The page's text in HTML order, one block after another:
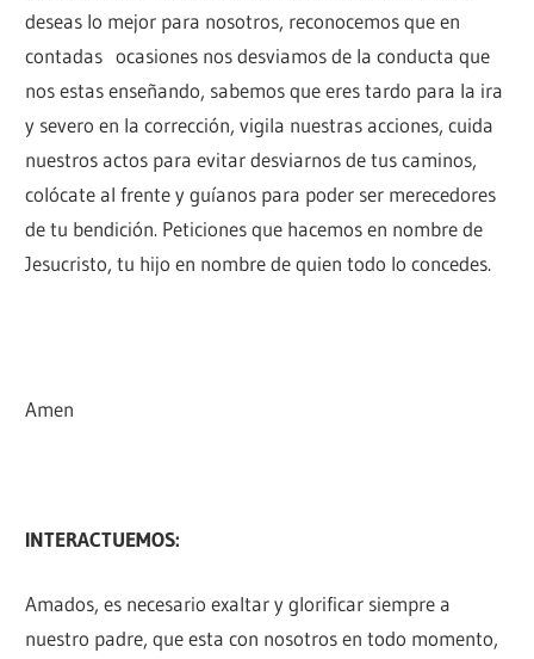
deseas lo mejor para nosotros, reconocemos que en
contadas ocasiones nos desviamos de la conducta que
nos estas enseñando, sabemos que eres tardo para la ira
y severo en la corrección, vigila nuestras acciones, cuida
nuestros actos para evitar desviarnos de tus caminos,
colócate al frente y guíanos para poder ser merecedores
de tu bendición. Peticiones que hacemos en nombre de
Jesucristo, tu hijo en nombre de quien todo lo concedes.
Amen
INTERACTUEMOS:
Amados, es necesario exaltar y glorificar siempre a
nuestro padre, que esta con nosotros en todo momento,